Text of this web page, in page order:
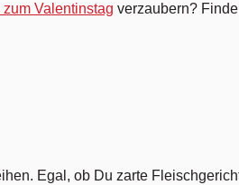
zum Valentinstag verzaubern?
Egal, ob Du zarte